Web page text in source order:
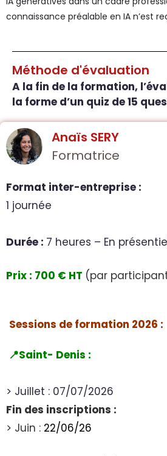
connaissance préalable en IA n’est
Méthode d'évaluation
A la fin de la formation,
la forme d’un quiz de 15
Anaïs SERY
Formatrice
Format inter-entreprise :
1 journée
Durée : 7 heures – En
Prix : 700 € HT (par
Sessions de formation 2026 :
📍Saint- Denis :
> Juillet : 07/07/2026
Fin des inscriptions :
> Juin : 22/06/26